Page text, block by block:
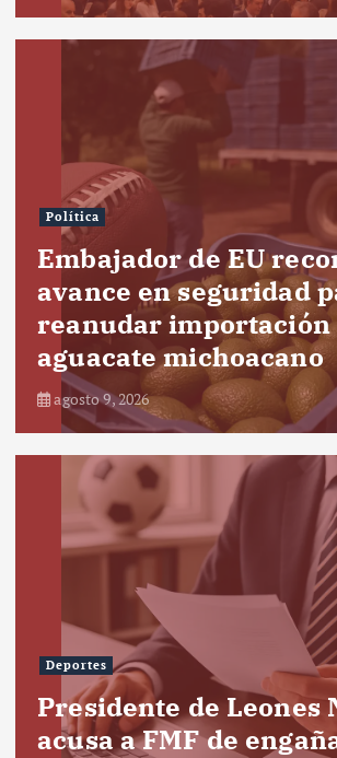
Política
Embajador de EU
avance en seguridad
reanudar importación
aguacate michoacano
agosto 9, 2026
Deportes
Presidente de Leones
acusa a FMF de